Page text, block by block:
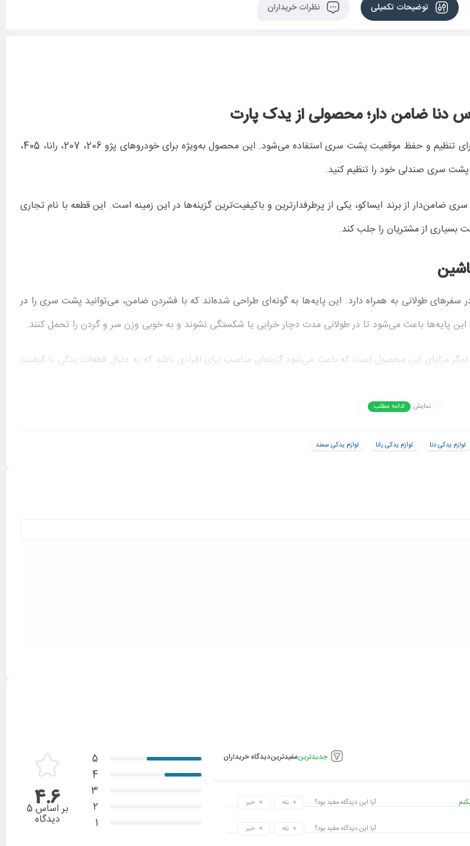
توضیحات تکمیلی نظرات خریداران
است که برای تنظیم و حفظ موقعیت پشت سری استفاده می‌شود. این محصول به‌ویژه برای خودروهای پژو 206، 207، رانا، 405،
سری صندلی خود را تنظیم کنید.
از برند ایساکو، یکی از پرطرفدارترین و باکیفیت‌ترین گزینه‌ها در این زمینه است. این قطعه با نام تجاری
از مشتریان را جلب کند.
طولانی به همراه دارد. این پایه‌ها به گونه‌ای طراحی شده‌اند که با فشردن ضامن، می‌توانید پشت سری را در
پایه‌ها باعث می‌شود تا در طولانی مدت دچار خرابی یا شکستگی نشوند و به خوبی وزن سر و گردن را تحمل کنند.
دیگر مزایای این محصول است که باعث می‌شود گزینه‌ای مناسب برای افرادی باشد که به دنبال قطعات یدکی با کیفیت
است. محصولات یدک پارت به دلیل کیفیت بالا و طراحی منحصربه‌فرد، با قیمتی مناسب در بازار عرضه می‌شوند.
نمایش ادامه مطلب
لوازم یدکی دنا لوازم یدکی رانا لوازم یدکی سمند
جدیدترینمفیدتریندیدگاه خریداران
آیا این دیدگاه مفید بود؟ بله خیر
آیا این دیدگاه مفید بود؟ بله خیر
5
4
3
2
1
4.6بر اساس 5
دیدگاه